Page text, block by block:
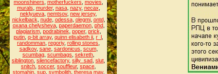
moonshiners motherfuckers movies
murals murder, nasa, nazy, necax
neklyueva nemtsov, new jersey,
nickelback nude, odessa, olegmi, ontd,
oxana chelysheva, paperdaemon, phd,
plagiarism, podrabinek poper, prick
putin q-bit array, quinn elisabeth ii r_l
randomman regoriy, rolling stones
sadkov, sane, sardonicus scum,
scumbag scumbags sekreth
siblington silencefactory, silly_sad slut
snitch soccer, souffleur, space
stomahin, sup, symbolith, theresa may,